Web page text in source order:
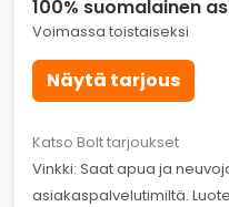
100% suomalainen
Voimassa toistaiseksi
Näytä tarjous
Katso Bolt tarjoukset
Vinkki: Saat apua ja
asiakaspalvelutimiltä.